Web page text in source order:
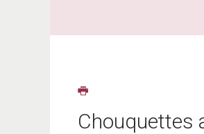
Chouquettes